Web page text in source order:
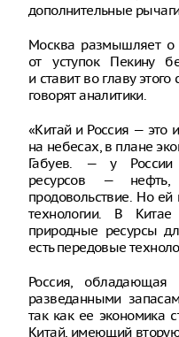
дополнительные
Москва размышляет о
от уступок Пекину
и ставит во главу
говорят аналитики.
«Китай и Россия — это
на небесах, в плане
Габуев. — у России
ресурсов — нефть,
продовольствие. Но
технологии. В
природные ресурсы
есть передовые
Россия,
разведанными
так как ее экономика
Китай, имеющий